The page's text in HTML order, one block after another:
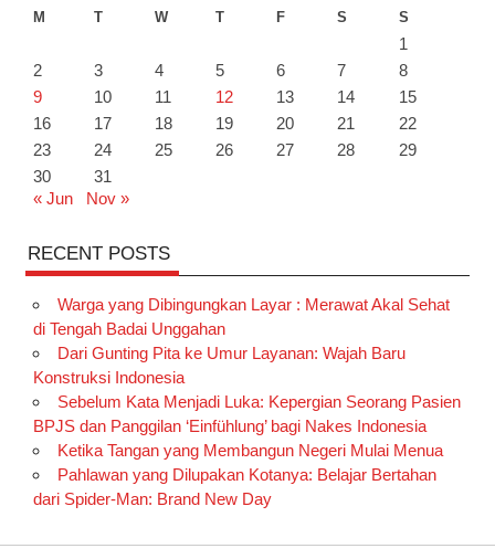
M T W T F S S
1
2
3 4 5 6 7
8
9
10 11 12 13 14
15
16
17 18 19 20 21
22
23
24 25 26 27 28
29
30
31
« Jun
Nov »
RECENT POSTS
Warga yang Dibingungkan Layar : Merawat Akal Sehat
di Tengah Badai Unggahan
Dari Gunting Pita ke Umur Layanan: Wajah Baru
Konstruksi Indonesia
Sebelum Kata Menjadi Luka: Kepergian Seorang Pasien
BPJS dan Panggilan ‘Einfühlung’ bagi Nakes Indonesia
Ketika Tangan yang Membangun Negeri Mulai Menua
Pahlawan yang Dilupakan Kotanya: Belajar Bertahan
dari Spider-Man: Brand New Day